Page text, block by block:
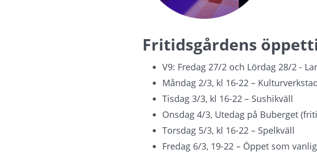
Fritidsgårdens
V9: Fredag 27/2 och Lördag 28/2 -
Måndag 2/3, kl 16-22 –
Tisdag 3/3, kl 16-22 – Sushikväll
Onsdag 4/3, Utedag på Buberget
Torsdag 5/3, kl 16-22 – Spelkväll
Fredag 6/3, 19-22 – Öppet som